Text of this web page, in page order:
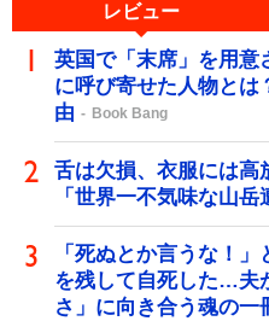
レビュー
英国で「末席」を用意
に呼び寄せた人物と
由
Book Bang
舌は欠損、衣服には
「世界一不気味な山
「死ぬとか言うな！
を残して自死した…夫
さ」に向き合う魂の一